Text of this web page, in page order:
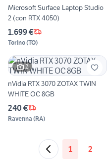
Microsoft Surface Laptop Studio
2 (con RTX 4050)
1.699 €
Torino(TO)
2
nVidia RTX 3070 ZOTAX TWIN
WHITE OC 8GB
240 €
Ravenna (RA)
1 2